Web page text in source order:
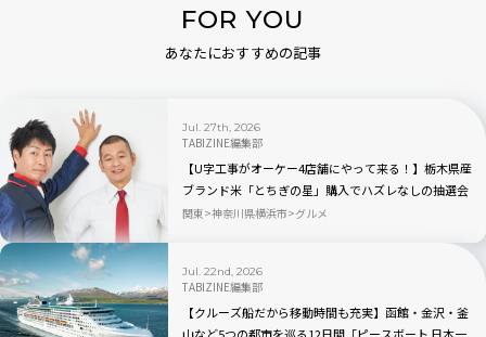
FOR YOU
あなたにおすすめの記事
Jul. 27th, 2026
TABIZINE編集部
【U字工事がオーケー4店舗にやって来る！】栃木県産
ブランド米「とちぎの星」購入でハズレなしの抽選会
も
関東 神奈川県横浜市 グルメ
Jul. 22nd, 2026
TABIZINE編集部
【クルーズ船だから移動時間も充実】函館・金沢・釜